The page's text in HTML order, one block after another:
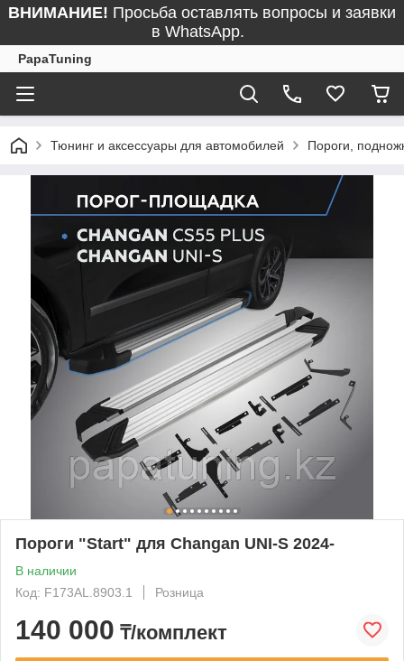
ВНИМАНИЕ! Просьба оставлять вопросы и заявки
в WhatsApp.
PapaTuning
Тюнинг и аксессуары для автомобилей Пороги,
Пороги "Start" для Changan UNI-S 2024-
В наличии
Код: F173AL.8903.1
Розница
140 000 ₸/комплект